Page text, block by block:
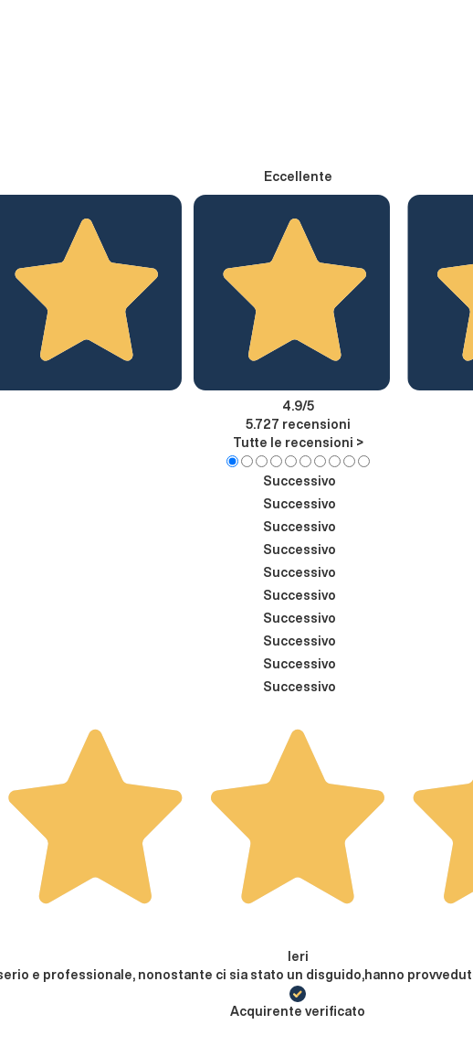
Eccellente
4.9/5
5.727 recensioni
Tutte le recensioni >
Successivo
Successivo
Successivo
Successivo
Successivo
Successivo
Successivo
Successivo
Successivo
Successivo
Ieri
e professionale, nonostante ci sia stato un disguido,hanno
Acquirente verificato